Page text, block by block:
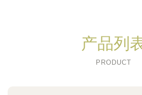
产品列
PRODUCT